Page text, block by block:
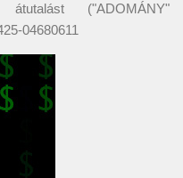
("ADOMÁNY"
04680611